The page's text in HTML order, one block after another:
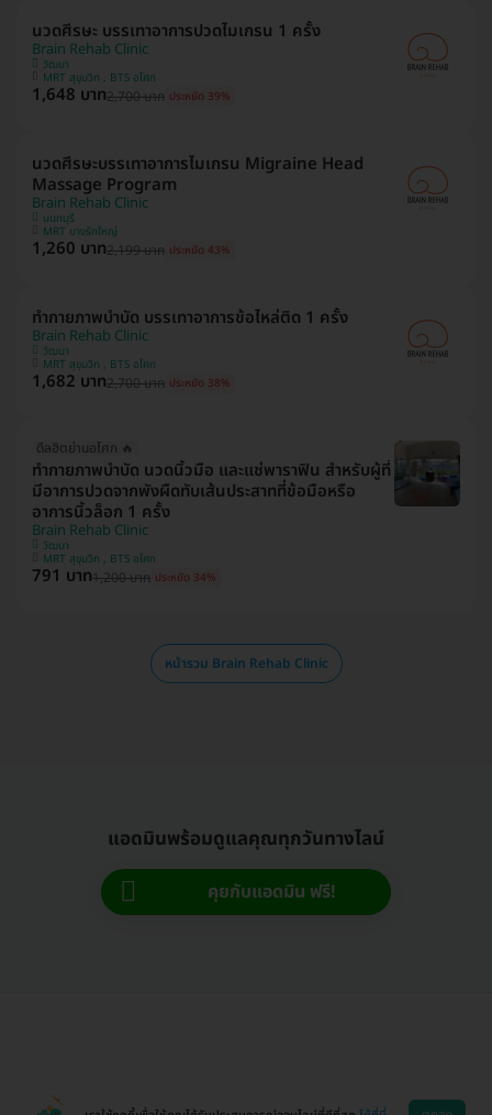
นวดศีรษะ บรรเทาอาการปวดไมเกรน 1 ครั้ง
Brain Rehab Clinic
วัฒนา
MRT สุขุมวิท , BTS อโศก
1,648 บาท2,700 บาท ประหยัด 39%
นวดศีรษะบรรเทาอาการไมเกรน Migraine Head
Massage Program
Brain Rehab Clinic
นนทบุรี
MRT บางรักใหญ่
1,260 บาท2,199 บาท ประหยัด 43%
ทำกายภาพบำบัด บรรเทาอาการข้อไหล่ติด 1 ครั้ง
Brain Rehab Clinic
วัฒนา
MRT สุขุมวิท , BTS อโศก
1,682 บาท2,700 บาท ประหยัด 38%
ดีลฮิตย่านอโศก 🔥
ทำกายภาพบำบัด นวดนิ้วมือ และแช่พาราฟิน สำหรับผู้ที่
มีอาการปวดจากพังผืดทับเส้นประสาทที่ข้อมือหรือ
อาการนิ้วล็อก 1 ครั้ง
Brain Rehab Clinic
วัฒนา
MRT สุขุมวิท , BTS อโศก
791 บาท1,200 บาท ประหยัด 34%
หน้ารวม Brain Rehab Clinic
แอดมินพร้อมดูแลคุณทุกวันทางไลน์
คุยกับแอดมิน ฟรี!